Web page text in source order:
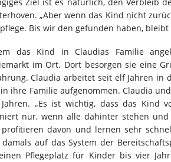
„Aber wenn das Kind nicht
Bis wir den gefunden haben,
das Kind in Claudias Familie
im Ort. Dort besorgen sie eine
Claudia arbeitet seit elf Jahren in
ihre Familie aufgenommen. Claudia
„Es ist wichtig, dass das Kind
nur, wenn alle dahinter stehen und
davon und lernen sehr
auf das System der
Pflegeplatz für Kinder bis vier